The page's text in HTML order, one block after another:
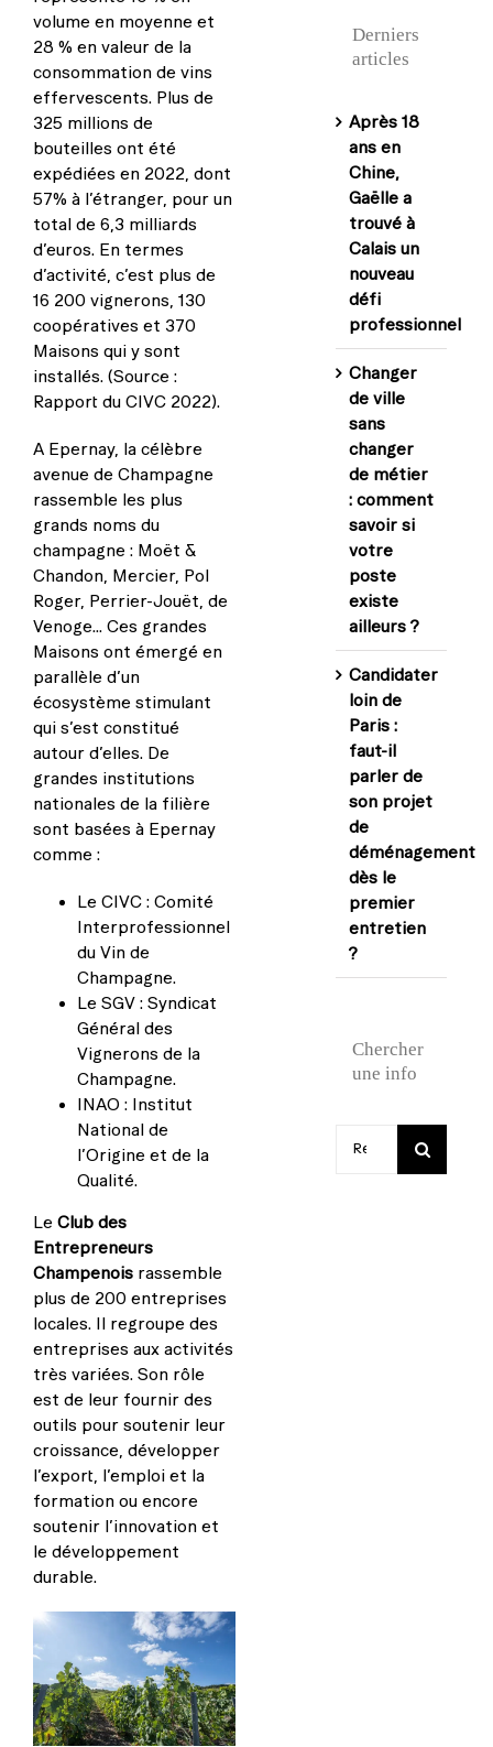
volume en moyenne et
28 % en valeur de la
consommation de vins
effervescents. Plus de
325 millions de
bouteilles ont été
expédiées en 2022, dont
57% à l’étranger, pour un
total de 6,3 milliards
d’euros. En termes
d’activité, c’est plus de
16 200 vignerons, 130
coopératives et 370
Maisons qui y sont
installés. (Source :
Rapport du CIVC 2022).
A Epernay, la célèbre
avenue de Champagne
rassemble les plus
grands noms du
champagne : Moët &
Chandon, Mercier, Pol
Roger, Perrier-Jouët, de
Venoge… Ces grandes
Maisons ont émergé en
parallèle d’un
écosystème stimulant
qui s’est constitué
autour d’elles. De
grandes institutions
nationales de la filière
sont basées à Epernay
comme :
Le CIVC : Comité
Interprofessionnel
du Vin de
Champagne.
Le SGV : Syndicat
Général des
Vignerons de la
Champagne.
INAO : Institut
National de
l’Origine et de la
Qualité.
Le Club des
Entrepreneurs
Champenois rassemble
plus de 200 entreprises
locales. Il regroupe des
entreprises aux activités
très variées. Son rôle
est de leur fournir des
outils pour soutenir leur
croissance, développer
l’export, l’emploi et la
formation ou encore
soutenir l’innovation et
le développement
durable.
Derniers
articles
Après 18
ans en
Chine,
Gaëlle a
trouvé à
Calais un
nouveau
défi
professionnel
Changer
de ville
sans
changer
de métier
: comment
savoir si
votre
poste
existe
ailleurs ?
Candidater
loin de
Paris :
faut-il
parler de
son projet
de
déménagement
dès le
premier
entretien
?
Chercher
une info